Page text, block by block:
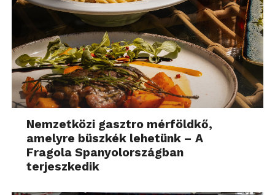
Nemzetközi gasztro mérföldkő,
amelyre büszkék lehetünk – A
Fragola Spanyolországban
terjeszkedik